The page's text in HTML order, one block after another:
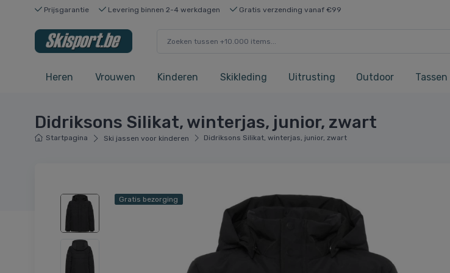
Prijsgarantie Levering binnen 2-4 werkdagen Gratis verzending vanaf €99
Heren Vrouwen Kinderen Skikleding Uitrusting Outdoor Tassen
Didriksons Silikat, winterjas, junior, zwart
Startpagina Ski jassen voor kinderen Didriksons Silikat, winterjas, junior, zwart
Gratis bezorging